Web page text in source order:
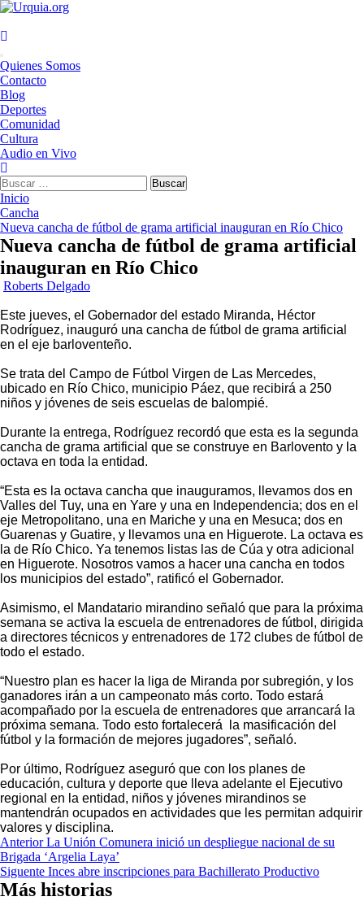
Saltar
contenido
Menú
principal
Quienes Somos
Contacto
Blog
Deportes
Comunidad
Cultura
Audio en Vivo
Buscar:
Inicio
Cancha
Nueva cancha de fútbol de grama artificial inauguran en Río Chico
Nueva cancha de fútbol de grama artificial
inauguran en Río Chico
Roberts Delgado
Este jueves, el Gobernador del estado Miranda, Héctor
Rodríguez, inauguró una cancha de fútbol de grama artificial
en el eje barloventeño.
Se trata del Campo de Fútbol Virgen de Las Mercedes,
ubicado en Río Chico, municipio Páez, que recibirá a 250
niños y jóvenes de seis escuelas de balompié.
Durante la entrega, Rodríguez recordó que esta es la segunda
cancha de grama artificial que se construye en Barlovento y la
octava en toda la entidad.
“Esta es la octava cancha que inauguramos, llevamos dos en
Valles del Tuy, una en Yare y una en Independencia; dos en el
eje Metropolitano, una en Mariche y una en Mesuca; dos en
Guarenas y Guatire, y llevamos una en Higuerote. La octava es
la de Río Chico. Ya tenemos listas las de Cúa y otra adicional
en Higuerote. Nosotros vamos a hacer una cancha en todos
los municipios del estado”, ratificó el Gobernador.
Asimismo, el Mandatario mirandino señaló que para la próxima
semana se activa la escuela de entrenadores de fútbol, dirigida
a directores técnicos y entrenadores de 172 clubes de fútbol de
todo el estado.
“Nuestro plan es hacer la liga de Miranda por subregión, y los
ganadores irán a un campeonato más corto. Todo estará
acompañado por la escuela de entrenadores que arrancará la
próxima semana. Todo esto fortalecerá la masificación del
fútbol y la formación de mejores jugadores”, señaló.
Por último, Rodríguez aseguró que con los planes de
educación, cultura y deporte que lleva adelante el Ejecutivo
regional en la entidad, niños y jóvenes mirandinos se
mantendrán ocupados en actividades que les permitan adquirir
valores y disciplina.
Navegación
de
entradas
AnteriorLa Unión Comunera inició un despliegue nacional de su
Brigada ‘Argelia Laya’
Siguente Inces abre inscripciones para Bachillerato Productivo
Más historias